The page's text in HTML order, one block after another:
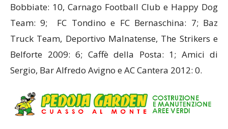
Bobbiate: 10, Carnago Football Club e Happy Dog
Team: 9; FC Tondino e FC Bernaschina: 7; Baz
Truck Team, Deportivo Malnatense, The Strikers e
Belforte 2009: 6; Caffè della Posta: 1; Amici di
Sergio, Bar Alfredo Avigno e AC Cantera 2012: 0.